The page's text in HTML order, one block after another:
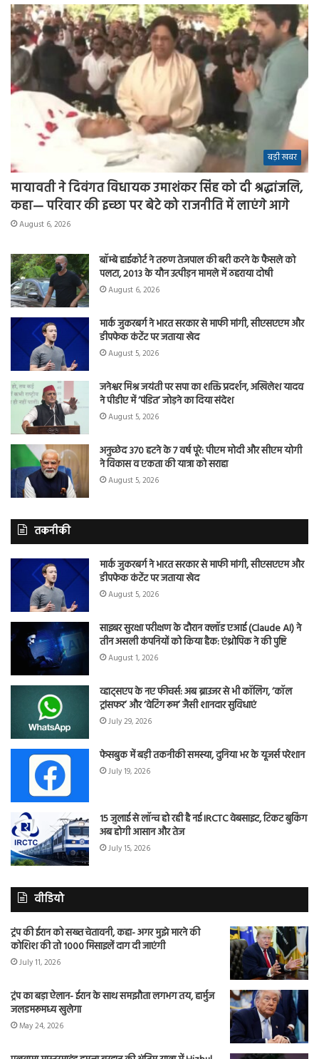
बड़ी खबर
मायावती ने दिवंगत विधायक उमाशंकर सिंह को दी श्रद्धांजलि,
कहा— परिवार की इच्छा पर बेटे को राजनीति में लाएंगे आगे
August 6, 2026
बॉम्बे हाईकोर्ट ने तरुण तेजपाल की बरी करने के फैसले को
पलटा, 2013 के यौन उत्पीड़न मामले में ठहराया दोषी
August 6, 2026
मार्क जुकरबर्ग ने भारत सरकार से माफी मांगी, सीएसएएम और
डीपफेक कंटेंट पर जताया खेद
August 5, 2026
जनेश्वर मिश्र जयंती पर सपा का शक्ति प्रदर्शन, अखिलेश यादव
ने पीडीए में ‘पंडित’ जोड़ने का दिया संदेश
August 5, 2026
अनुच्छेद 370 हटने के 7 वर्ष पूरे: पीएम मोदी और सीएम योगी
ने विकास व एकता की यात्रा को सराहा
August 5, 2026
तकनीकी
मार्क जुकरबर्ग ने भारत सरकार से माफी मांगी, सीएसएएम और
डीपफेक कंटेंट पर जताया खेद
August 5, 2026
साइबर सुरक्षा परीक्षण के दौरान क्लॉड एआई (Claude AI) ने
तीन असली कंपनियों को किया हैक: एंथ्रोपिक ने की पुष्टि
August 1, 2026
व्हाट्सएप के नए फीचर्स: अब ब्राउजर से भी कॉलिंग, ‘कॉल
ट्रांसफर’ और ‘वेटिंग रूम’ जैसी शानदार सुविधाएं
July 29, 2026
फेसबुक में बड़ी तकनीकी समस्या, दुनिया भर के यूजर्स परेशान
July 19, 2026
15 जुलाई से लॉन्च हो रही है नई IRCTC वेबसाइट, टिकट बुकिंग
अब होगी आसान और तेज
July 15, 2026
वीडियो
ट्रंप की ईरान को सख्त चेतावनी, कहा- अगर मुझे मारने की
कोशिश की तो 1000 मिसाइलें दाग दी जाएंगी
July 11, 2026
ट्रंप का बड़ा ऐलान- ईरान के साथ समझौता लगभग तय, हार्मुज
जलडमरूमध्य खुलेगा
May 24, 2026